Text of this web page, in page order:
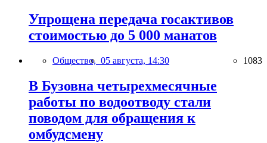
Упрощена передача госактивов
стоимостью до 5 000 манатов
Общество, 05 августа, 14:30 1083
В Бузовна четырехмесячные
работы по водоотводу стали
поводом для обращения к
омбудсмену